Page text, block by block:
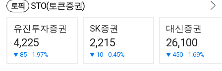
토픽 STO(토큰증권)
유진투자증권
4,225
85 -1.97%
SK증권
2,215
10 -0.45%
대신증권
26,100
450 -1.69%